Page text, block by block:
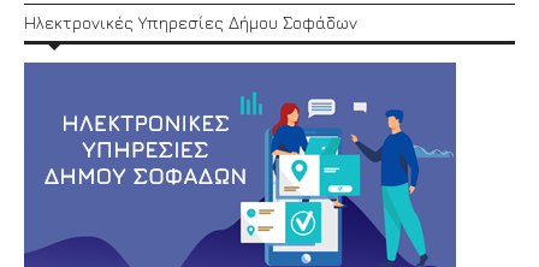
Ηλεκτρονικές Υπηρεσίες Δήμου Σοφάδων